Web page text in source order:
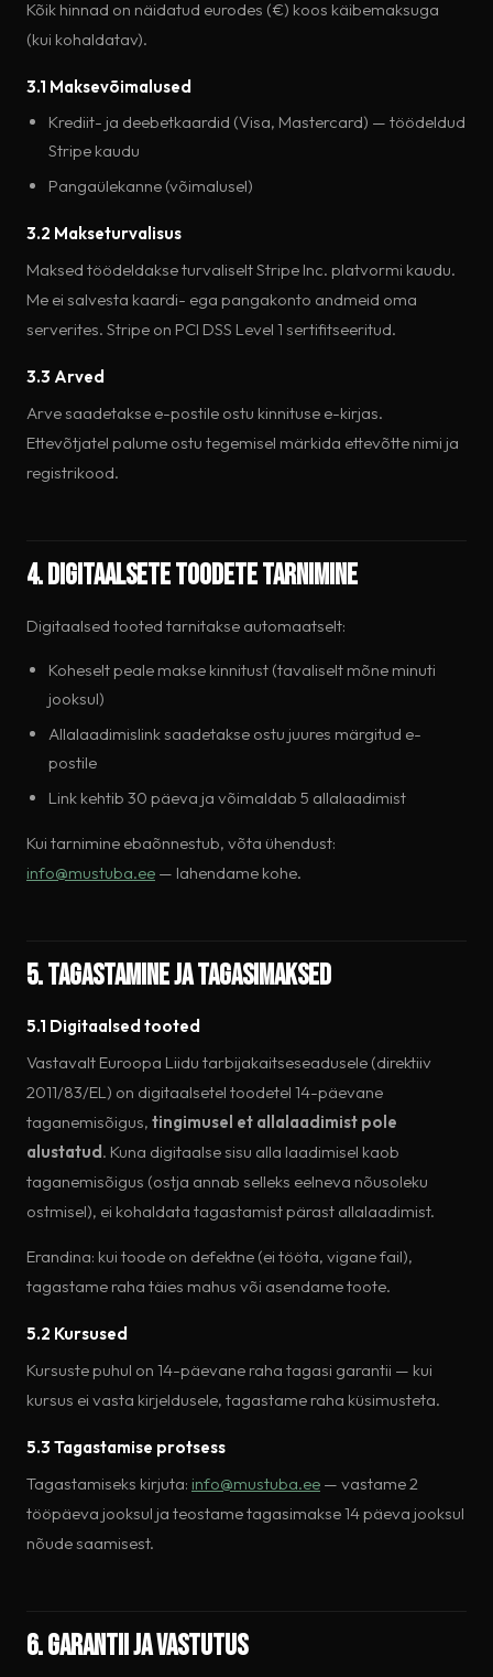
Kõik hinnad on näidatud eurodes (€) koos käibemaksuga
(kui kohaldatav).
3.1 Maksevõimalused
Krediit- ja deebetkaardid (Visa, Mastercard) — töödeldud
Stripe kaudu
Pangaülekanne (võimalusel)
3.2 Makseturvalisus
Maksed töödeldakse turvaliselt Stripe Inc. platvormi kaudu.
Me ei salvesta kaardi- ega pangakonto andmeid oma
serverites. Stripe on PCI DSS Level 1 sertifitseeritud.
3.3 Arved
Arve saadetakse e-postile ostu kinnituse e-kirjas.
Ettevõtjatel palume ostu tegemisel märkida ettevõtte nimi ja
registrikood.
4. Digitaalsete toodete tarnimine
Digitaalsed tooted tarnitakse automaatselt:
Koheselt peale makse kinnitust (tavaliselt mõne minuti
jooksul)
Allalaadimislink saadetakse ostu juures märgitud e-
postile
Link kehtib 30 päeva ja võimaldab 5 allalaadimist
Kui tarnimine ebaõnnestub, võta ühendust:
info@mustuba.ee — lahendame kohe.
5. Tagastamine ja tagasimaksed
5.1 Digitaalsed tooted
Vastavalt Euroopa Liidu tarbijakaitseseadusele (direktiiv
2011/83/EL) on digitaalsetel toodetel 14-päevane
taganemisõigus, tingimusel et allalaadimist pole
alustatud. Kuna digitaalse sisu alla laadimisel kaob
taganemisõigus (ostja annab selleks eelneva nõusoleku
ostmisel), ei kohaldata tagastamist pärast allalaadimist.
Erandina: kui toode on defektne (ei tööta, vigane fail),
tagastame raha täies mahus või asendame toote.
5.2 Kursused
Kursuste puhul on 14-päevane raha tagasi garantii — kui
kursus ei vasta kirjeldusele, tagastame raha küsimusteta.
5.3 Tagastamise protsess
Tagastamiseks kirjuta: info@mustuba.ee — vastame 2
tööpäeva jooksul ja teostame tagasimakse 14 päeva jooksul
nõude saamisest.
6. Garantii ja vastutus